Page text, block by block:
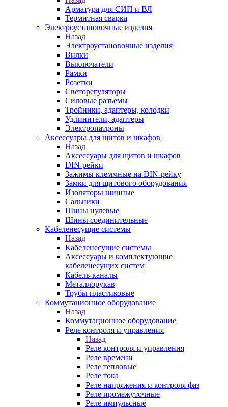
Арматура для СИП и ВЛ
Термитная сварка
Электроустановочные изделия
Назад
Электроустановочные изделия
Вилки
Выключатели
Рамки
Розетки
Светорегуляторы
Силовые разъемы
Тройники, адаптеры, колодки
Удлинители, адаптеры
Электропатроны
Аксессуары для щитов и шкафов
Назад
Аксессуары для щитов и шкафов
DIN-рейки
Зажимы клеммные на DIN-рейку
Замки для щитового оборудования
Изоляторы шинные
Сальники
Шины нулевые
Шины соединительные
Кабеленесущие системы
Назад
Кабеленесущие системы
Аксессуары и комплектующие
кабеленесущих систем
Кабель-каналы
Металлорукав
Трубы пластиковые
Коммутационное оборудование
Назад
Коммутационное оборудование
Реле контроля и управления
Назад
Реле контроля и управления
Реле времени
Реле тепловые
Реле тока
Реле напряжения и контроля фаз
Реле промежуточные
Реле импульсные